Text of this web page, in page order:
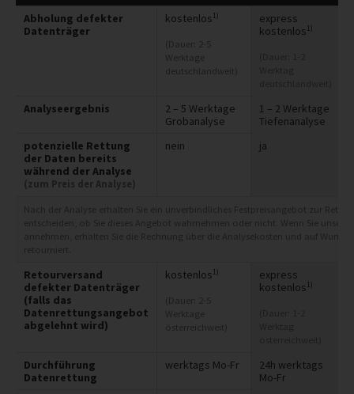
Abholung defekter
Datenträger
kostenlos1)
(Dauer: 2-5
Werktage
deutschlandweit)
express
kostenlos1)
Analyseergebnis
2 – 5 Werktage
Grobanalyse
1 – 2 Werktage
Tiefenanalyse
potenzielle Rettung
der Daten bereits
während der Analyse
(zum Preis der Analyse)
nein ja
Retourversand
defekter Datenträger
(falls das
Datenrettungsangebot
abgelehnt wird)
kostenlos1)
(Dauer: 2-5
Werktage
österreichweit)
express
kostenlos1)
Durchführung
Datenrettung
werktags Mo-Fr
24h werktags
Mo-Fr